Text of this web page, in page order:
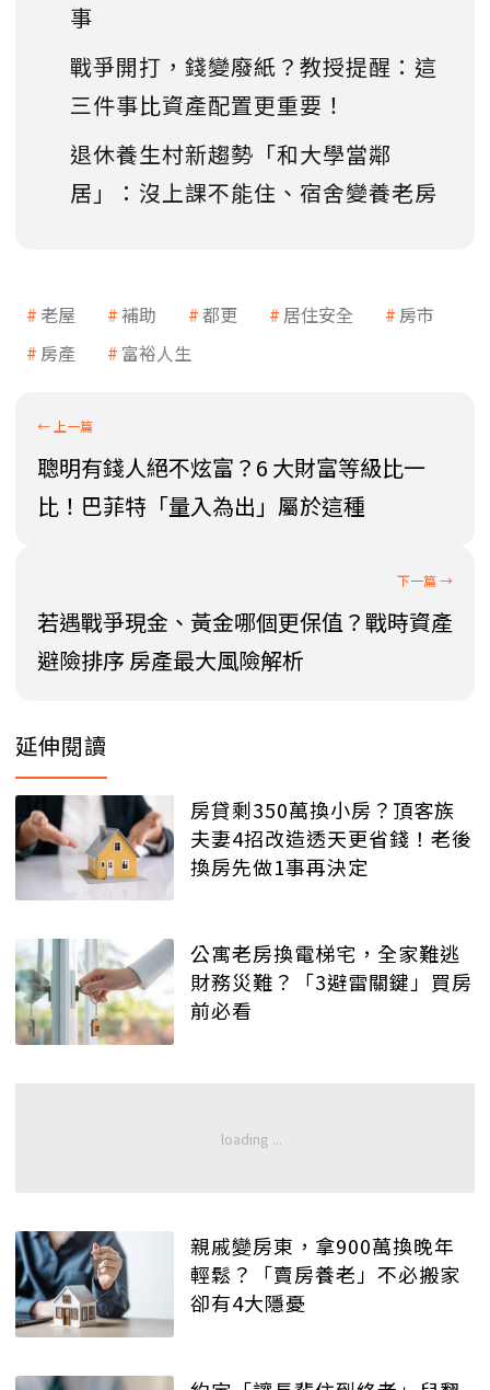
事
戰爭開打，錢變廢紙？教授提醒：這
三件事比資產配置更重要！
退休養生村新趨勢「和大學當鄰
居」：沒上課不能住、宿舍變養老房
老屋 補助 都更 居住安全
房市
房產
富裕人生
聰明有錢人絕不炫富？6 大財富等級比一
比！巴菲特「量入為出」屬於這種
若遇戰爭現金、黃金哪個更保值？戰時資產
避險排序 房產最大風險解析
延伸閱讀
房貸剩350萬換小房？頂客族
夫妻4招改造透天更省錢！老後
換房先做1事再決定
公寓老房換電梯宅，全家難逃
財務災難？「3避雷關鍵」買房
前必看
親戚變房東，拿900萬換晚年
輕鬆？「賣房養老」不必搬家
卻有4大隱憂